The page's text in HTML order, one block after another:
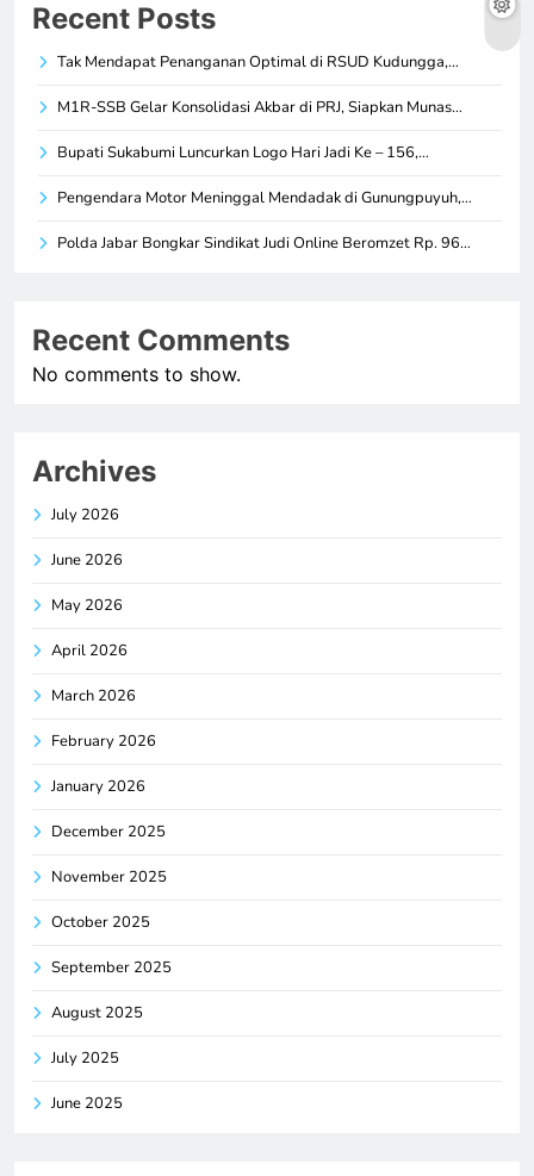
Recent Posts
Tak Mendapat Penanganan Optimal di RSUD Kudungga,…
M1R-SSB Gelar Konsolidasi Akbar di PRJ, Siapkan Munas…
Bupati Sukabumi Luncurkan Logo Hari Jadi Ke – 156,…
Pengendara Motor Meninggal Mendadak di Gunungpuyuh,…
Polda Jabar Bongkar Sindikat Judi Online Beromzet Rp. 96…
Recent Comments
No comments to show.
Archives
July 2026
June 2026
May 2026
April 2026
March 2026
February 2026
January 2026
December 2025
November 2025
October 2025
September 2025
August 2025
July 2025
June 2025